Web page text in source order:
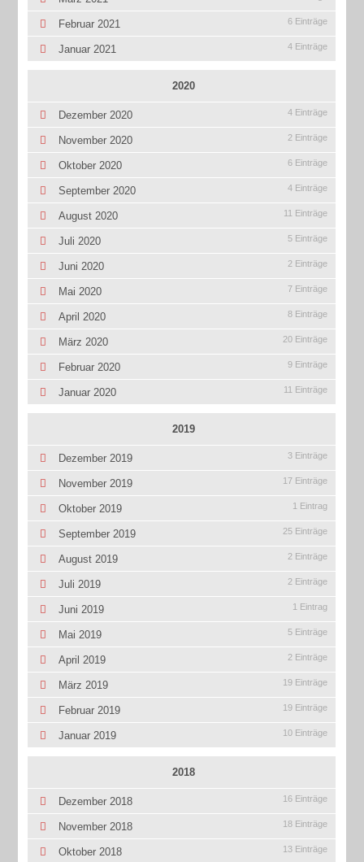
Februar 2021 6 Einträge
Januar 2021 4 Einträge
2020
Dezember 2020 4 Einträge
November 2020 2 Einträge
Oktober 2020 6 Einträge
September 2020 4 Einträge
August 2020 11 Einträge
Juli 2020 5 Einträge
Juni 2020 2 Einträge
Mai 2020 7 Einträge
April 2020 8 Einträge
März 2020 20 Einträge
Februar 2020 9 Einträge
Januar 2020 11 Einträge
2019
Dezember 2019 3 Einträge
November 2019 17 Einträge
Oktober 2019 1 Eintrag
September 2019 25 Einträge
August 2019 2 Einträge
Juli 2019 2 Einträge
Juni 2019 1 Eintrag
Mai 2019 5 Einträge
April 2019 2 Einträge
März 2019 19 Einträge
Februar 2019 19 Einträge
Januar 2019 10 Einträge
2018
Dezember 2018 16 Einträge
November 2018 18 Einträge
Oktober 2018 13 Einträge